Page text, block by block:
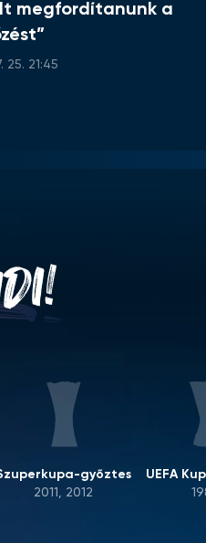
megfordítanunk a
25. 21:45
győztes
2011, 2012
UEFA